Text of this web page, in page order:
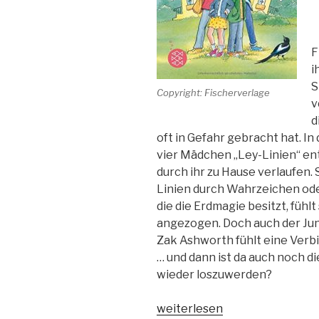
Copyright: Fischerverlage
oft in Gefahr gebracht hat. In
vier Mädchen „Ley-Linien“
durch ihr zu Hause verlaufen.
Linien durch Wahrzeichen
die die Erdmagie besitzt,
angezogen. Doch auch der
Zak Ashworth fühlt eine
… und dann ist da auch noch
wieder loszuwerden?
„Vier
weiterlesen